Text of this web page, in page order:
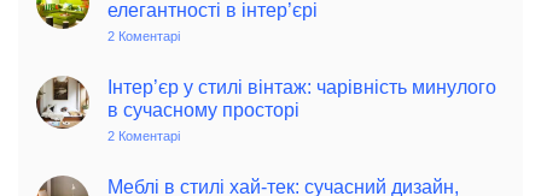
стиль
особливості
та
поради
елегантності в інтер’єрі
2 Коментарі
–
джерело
позитиву
інтер’єрі
Інтер’єр у стилі вінтаж: чарівність минулого
в сучасному просторі
2 Коментарі
стилі
Меблі в стилі хай-тек: сучасний дизайн,